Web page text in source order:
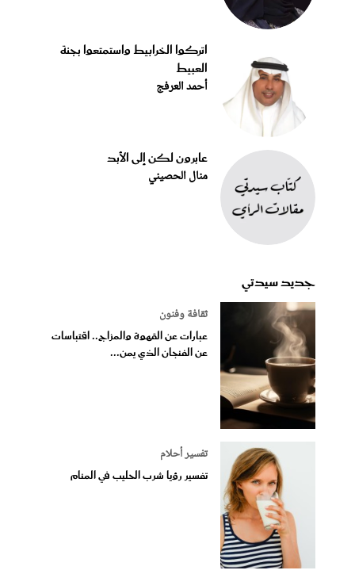
اتركوا الخرابيط واستمتعوا بجنة
العبيط
أحمد العرفج
عابرون لكن إلى الأبد
منال الحصيني
جديد سيدتي
ثقافة وفنون
عبارات عن القهوة والمزاج.. اقتباسات
عن الفنجان الذي يمن...
تفسير أحلام
تفسير رؤيا شرب الحليب في المنام